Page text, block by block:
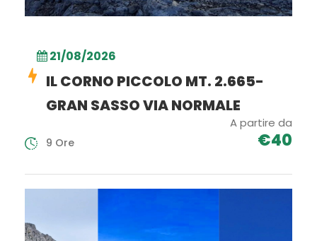
21/08/2026
IL CORNO PICCOLO MT. 2.665-
GRAN SASSO VIA NORMALE
A partire da
€40
9 Ore